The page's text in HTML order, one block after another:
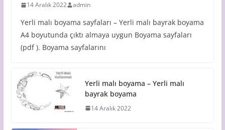
14 Aralık 2022 admin
Yerli malı boyama sayfaları – Yerli malı bayrak boyama
A4 boyutunda çıktı almaya uygun Boyama sayfaları
(pdf ). Boyama sayfalarını
Yerli malı boyama – Yerli malı
bayrak boyama
14 Aralık 2022